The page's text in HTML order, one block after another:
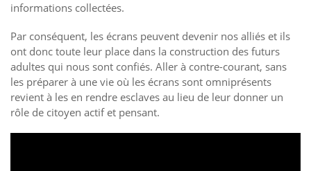
informations collectées.
Par conséquent, les écrans peuvent devenir nos alliés et ils
ont donc toute leur place dans la construction des futurs
adultes qui nous sont confiés. Aller à contre-courant, sans
les préparer à une vie où les écrans sont omniprésents
revient à les en rendre esclaves au lieu de leur donner un
rôle de citoyen actif et pensant.